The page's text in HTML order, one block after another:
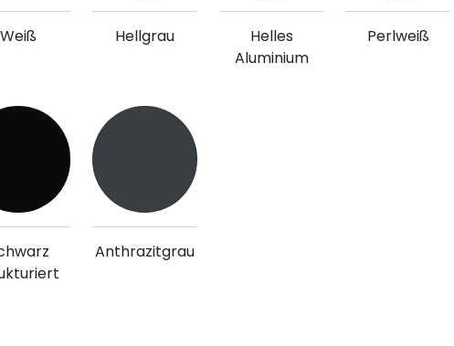
Weiß Hellgrau
Helles
Aluminium
Perlweiß
Anthrazitgrau